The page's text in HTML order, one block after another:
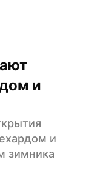
и
и
зимника